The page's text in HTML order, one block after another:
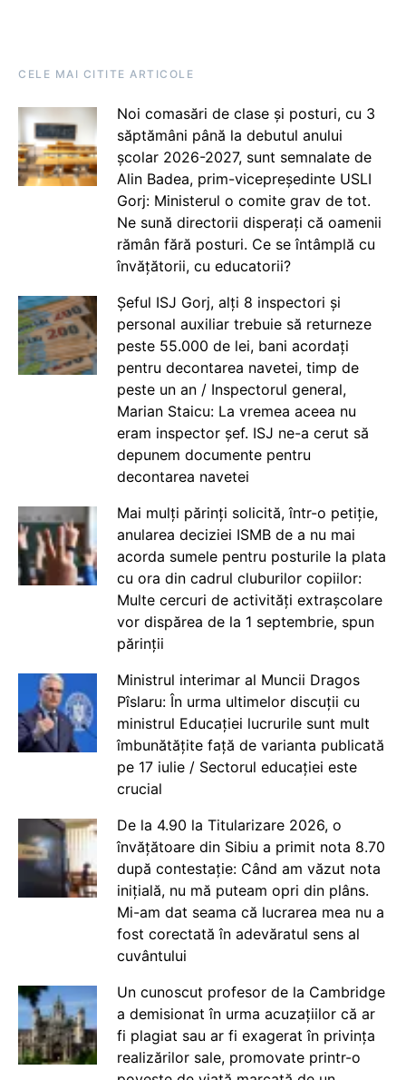
CELE MAI CITITE ARTICOLE
Noi comasări de clase și posturi, cu 3
săptămâni până la debutul anului
școlar 2026-2027, sunt semnalate de
Alin Badea, prim-vicepreședinte USLI
Gorj: Ministerul o comite grav de tot.
Ne sună directorii disperați că oamenii
rămân fără posturi. Ce se întâmplă cu
învățătorii, cu educatorii?
Șeful ISJ Gorj, alți 8 inspectori și
personal auxiliar trebuie să returneze
peste 55.000 de lei, bani acordați
pentru decontarea navetei, timp de
peste un an / Inspectorul general,
Marian Staicu: La vremea aceea nu
eram inspector șef. ISJ ne-a cerut să
depunem documente pentru
decontarea navetei
Mai mulți părinți solicită, într-o petiție,
anularea deciziei ISMB de a nu mai
acorda sumele pentru posturile la plata
cu ora din cadrul cluburilor copiilor:
Multe cercuri de activități extrașcolare
vor dispărea de la 1 septembrie, spun
părinții
Ministrul interimar al Muncii Dragos
Pîslaru: În urma ultimelor discuții cu
ministrul Educației lucrurile sunt mult
îmbunătățite față de varianta publicată
pe 17 iulie / Sectorul educației este
crucial
De la 4.90 la Titularizare 2026, o
învățătoare din Sibiu a primit nota 8.70
după contestație: Când am văzut nota
inițială, nu mă puteam opri din plâns.
Mi-am dat seama că lucrarea mea nu a
fost corectată în adevăratul sens al
cuvântului
Un cunoscut profesor de la Cambridge
a demisionat în urma acuzațiilor că ar
fi plagiat sau ar fi exagerat în privința
realizărilor sale, promovate printr-o